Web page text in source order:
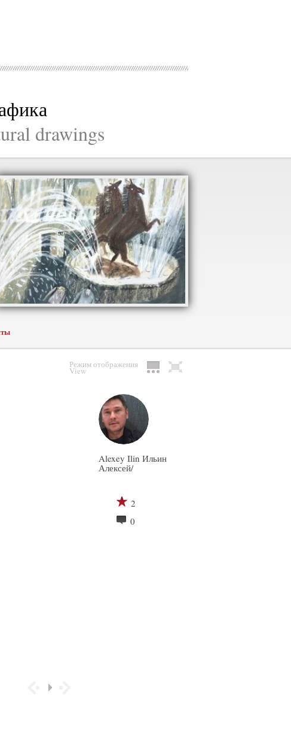
drawings
Режим отображения
View
Alexey Ilin Ильин
Алексей/
2
0